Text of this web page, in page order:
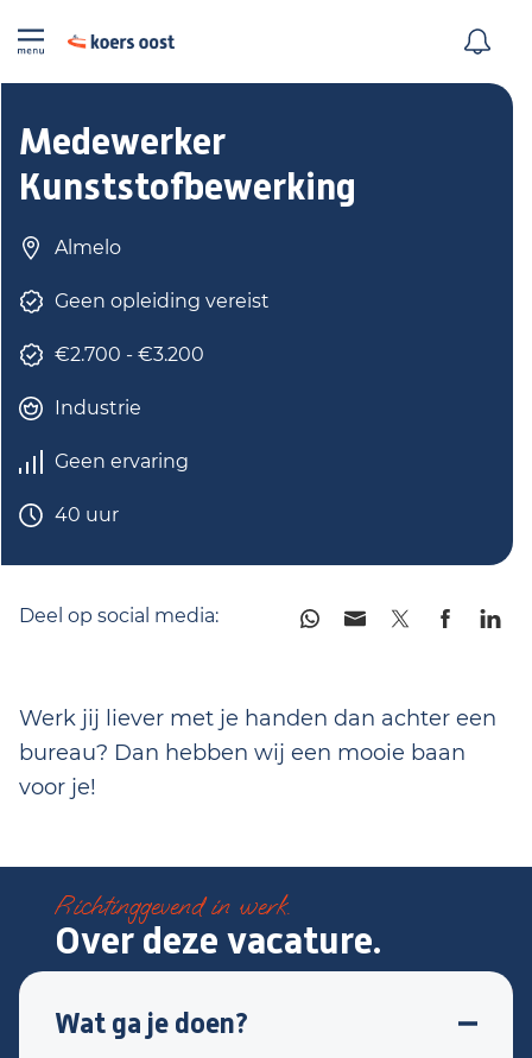
Medewerker
Kunststofbewerking
Almelo
Geen opleiding vereist
€2.700 - €3.200
Industrie
Geen ervaring
40 uur
Deel op social media:
Werk jij liever met je handen dan achter een
bureau? Dan hebben wij een mooie baan
voor je!
Richtinggevend in werk.
Over deze vacature.
Wat ga je doen?